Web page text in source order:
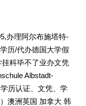
办理阿尔布施塔特-
历/代办德国大学假
科毕不了业办文凭
Albstadt-
历认证、文凭、学
澳洲英国 加拿大 韩